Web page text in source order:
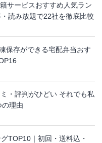
サービスおすすめ人気ラン
読み放題で22社を徹底比較
保存ができる宅配弁当おす
・評判がひどい それでも私
理由
TOP10｜初回・送料込・